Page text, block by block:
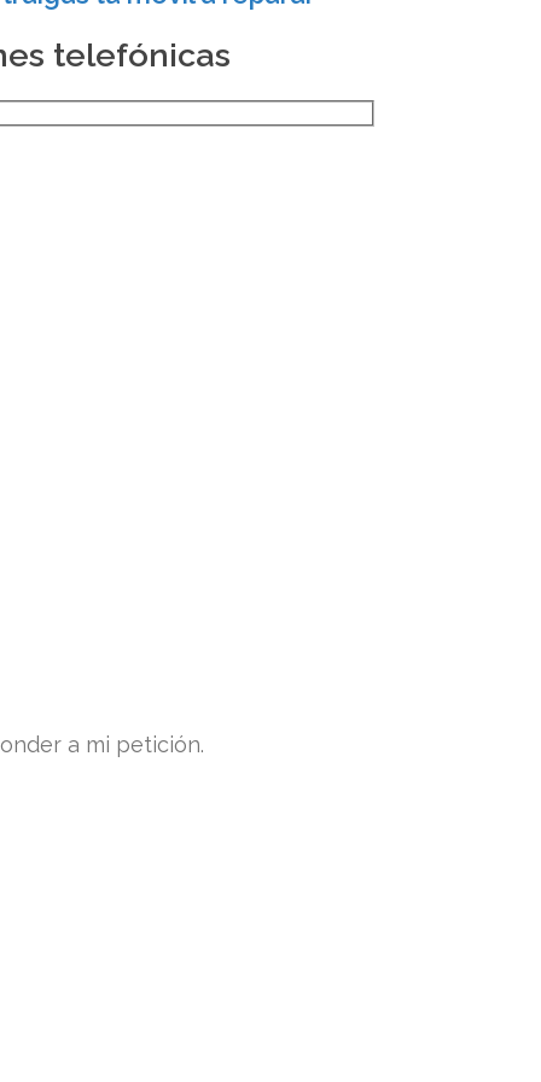
telefónicas
a mi petición.